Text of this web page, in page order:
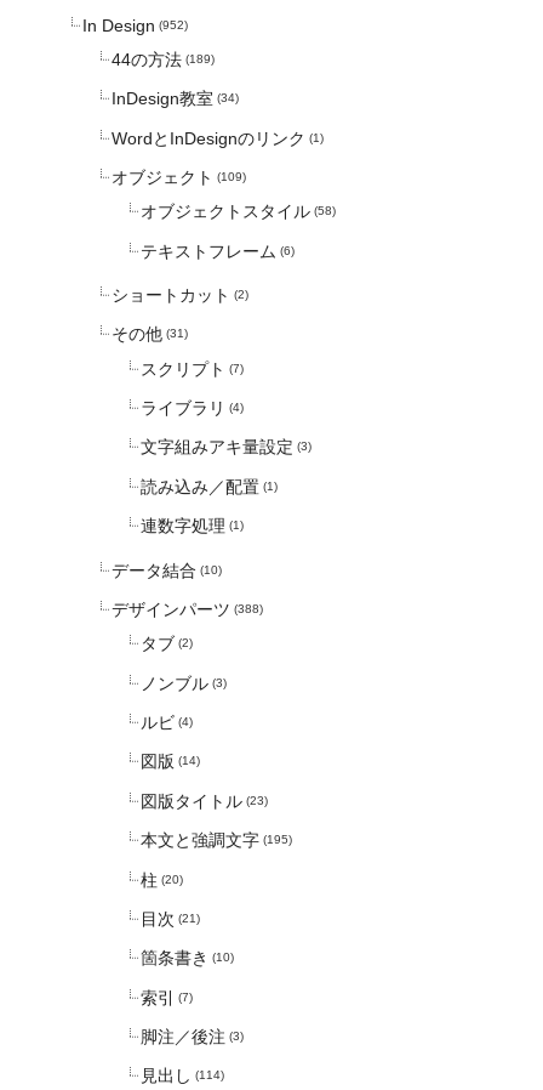
In Design (952)
44の方法 (189)
InDesign教室 (34)
WordとInDesignのリンク (1)
オブジェクト (109)
オブジェクトスタイル (58)
テキストフレーム (6)
ショートカット (2)
その他 (31)
スクリプト (7)
ライブラリ (4)
文字組みアキ量設定 (3)
読み込み／配置 (1)
連数字処理 (1)
データ結合 (10)
デザインパーツ (388)
タブ (2)
ノンブル (3)
ルビ (4)
図版 (14)
図版タイトル (23)
本文と強調文字 (195)
柱 (20)
目次 (21)
箇条書き (10)
索引 (7)
脚注／後注 (3)
見出し (114)